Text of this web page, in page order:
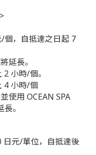
個，自抵達之日起 7
延長。
小時/個。
4 小時/個
使用 OCEAN SPA
。
日元/單位，自抵達後